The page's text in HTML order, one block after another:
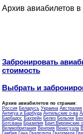
Архив авиабилетов
Забронировать
стоимость
Выбрать и
Архив авиабилетов по странам:
Россия Беларусь Украина Австралия
Антигуа и Барбуда Антильские о-ва
Барбадос Бахрейн Белиз Бельгия
Ботсвана Бразилия Брит.Виргинские
Великобритания Венгрия Венесуэла
Гамбия Гана Гваделупа Гватемала